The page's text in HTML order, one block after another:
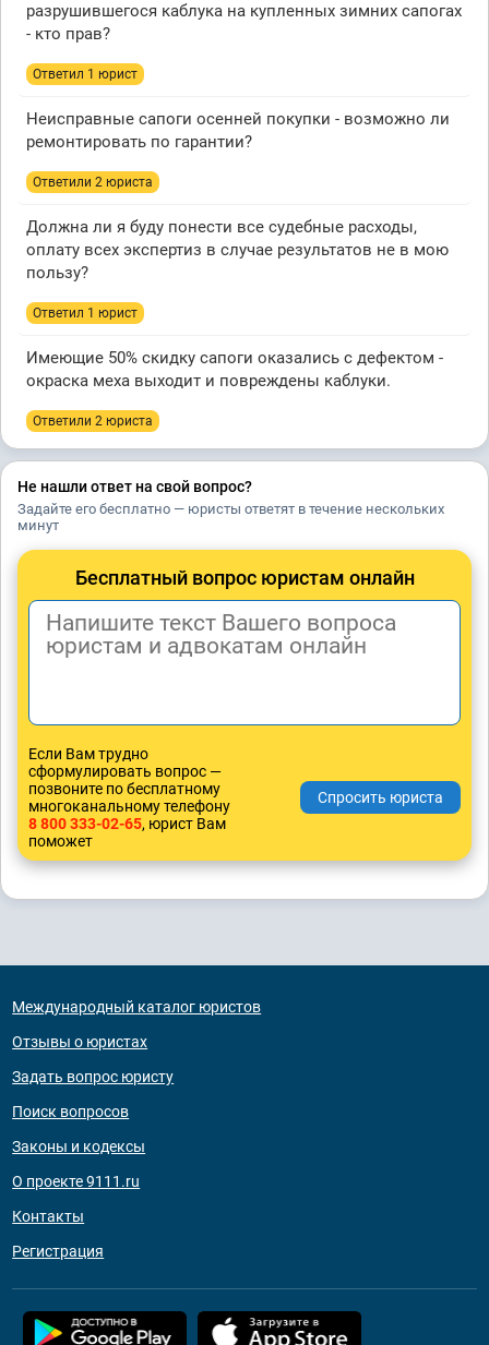
разрушившегося каблука на купленных зимних сапогах
- кто прав?
Ответил 1 юрист
Неисправные сапоги осенней покупки - возможно ли
ремонтировать по гарантии?
Ответили 2 юристa
Должна ли я буду понести все судебные расходы,
оплату всех экспертиз в случае результатов не в мою
пользу?
Ответил 1 юрист
Имеющие 50% скидку сапоги оказались с дефектом -
окраска меха выходит и повреждены каблуки.
Ответили 2 юристa
Не нашли ответ на свой вопрос?
Задайте его бесплатно — юристы ответят в течение нескольких
минут
Бесплатный вопрос юристам онлайн
Если Вам трудно
сформулировать вопрос —
позвоните по бесплатному
многоканальному телефону
8 800 333-02-65, юрист Вам
поможет
Международный каталог юристов
Отзывы о юристах
Задать вопрос юристу
Поиск вопросов
Законы и кодексы
О проекте 9111.ru
Контакты
Регистрация